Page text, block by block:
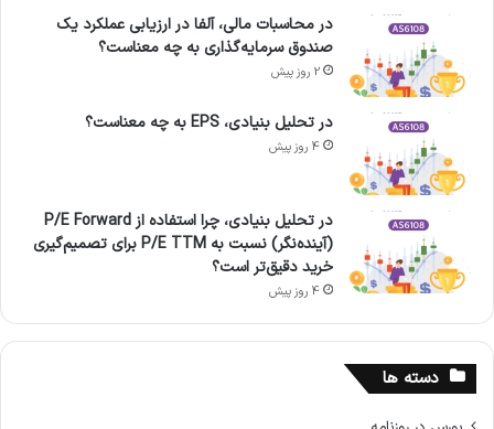
در محاسبات مالی، آلفا در ارزیابی عملکرد یک
صندوق سرمایه‌گذاری به چه معناست؟
2 روز پیش
در تحلیل بنیادی، EPS به چه معناست؟
4 روز پیش
در تحلیل بنیادی، چرا استفاده از P/E Forward
(آینده‌نگر) نسبت به P/E TTM برای تصمیم‌گیری
خرید دقیق‌تر است؟
4 روز پیش
دسته ها